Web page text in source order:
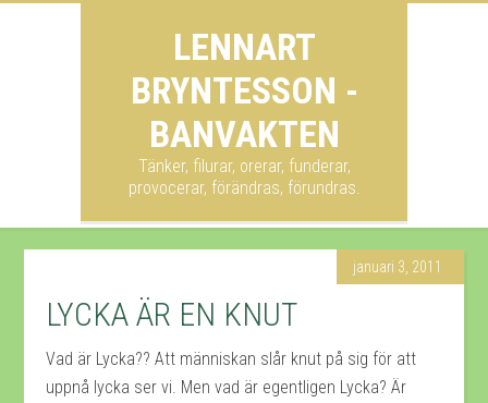
LENNART
BRYNTESSON -
BANVAKTEN
Tänker, filurar, orerar, funderar,
provocerar, förändras, förundras.
januari 3, 2011
LYCKA ÄR EN KNUT
Vad är Lycka?? Att människan slår knut på sig för att
uppnå lycka ser vi. Men vad är egentligen Lycka? Är